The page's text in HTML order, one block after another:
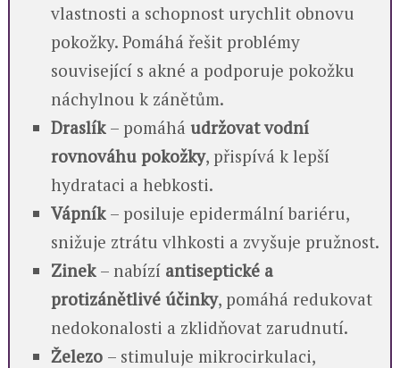
vlastnosti a schopnost urychlit obnovu
pokožky. Pomáhá řešit problémy
související s akné a podporuje pokožku
náchylnou k zánětům.
Draslík – pomáháudržovat vodní
rovnováhu pokožky, přispívá k lepší
hydrataci a hebkosti.
Vápník – posiluje epidermální bariéru,
snižuje ztrátu vlhkosti a zvyšuje pružnost.
Zinek – nabízí antiseptické a
protizánětlivé účinky, pomáhá redukovat
nedokonalosti a zklidňovat zarudnutí.
Železo – stimuluje mikrocirkulaci,